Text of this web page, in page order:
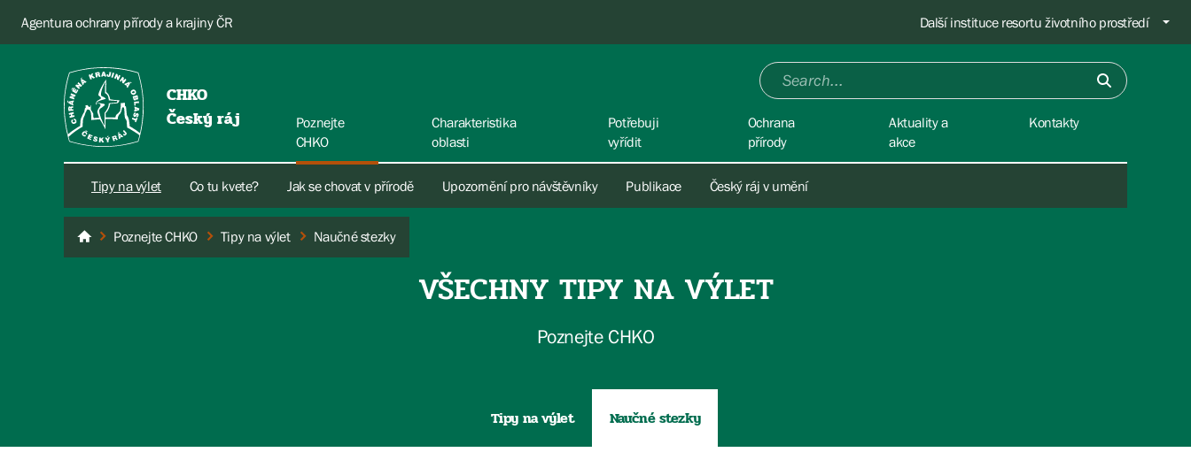
Agentura ochrany přírody a krajiny ČR Další instituce resortu životního prostředí
CHKO
Český ráj
Poznejte
CHKO
Tipy na výlet Co tu kvete? Jak se chovat v přírodě Upozornění pro návštěvníky Publikace Český ráj v umění
Charakteristika
oblasti
Potřebuji
vyřídit
Ochrana
přírody
Aktuality a
akce
Kontakty
Český ráj
Poznejte CHKO Tipy na výlet Naučné stezky
VŠECHNY TIPY NA VÝLET
Poznejte CHKO
Tipy na výlet Naučné stezky